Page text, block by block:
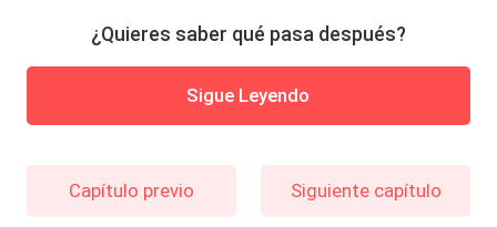
¿Quieres saber qué pasa después?
Sigue Leyendo
Capítulo previo Siguiente capítulo